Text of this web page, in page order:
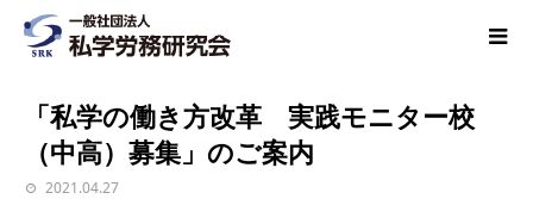
「私学の働き方改革 実践モニター校
（中高）募集」のご案内
2021.04.27